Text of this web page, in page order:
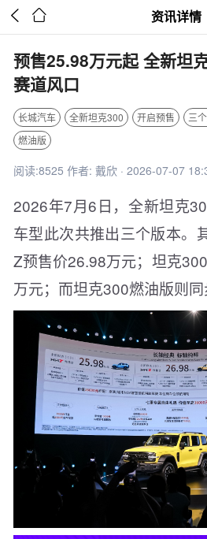
  资讯详情
预售25.98万元起 全新坦
赛道风口
长城汽车 全新坦克300 开启预售 三
燃油版
阅读:8525 作者: 戴欣 · 2026-07-07
2026年7月6日，全新坦克
车型此次共推出三个版本。
Z预售价26.98万元；坦克
万元；而坦克300燃油版则同